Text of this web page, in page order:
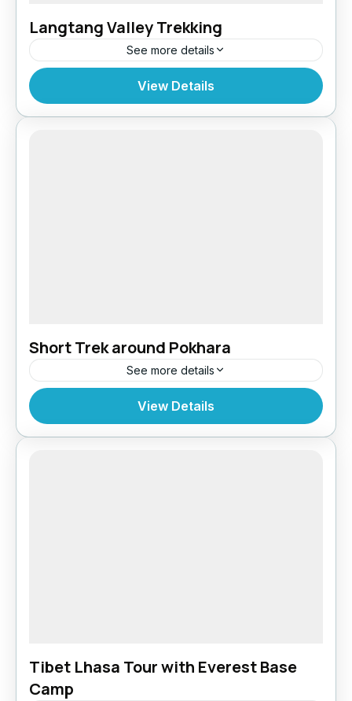
Langtang Valley Trekking
See more details
Pokhara
View Details
Short Trek around Pokhara
See more details
Tibet
View Details
Tibet Lhasa Tour with Everest Base
Camp